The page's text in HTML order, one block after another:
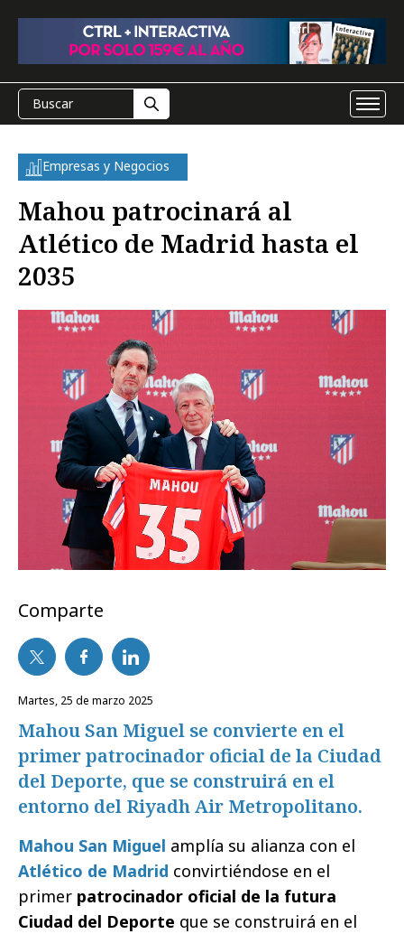
Empresas y Negocios
Mahou patrocinará al
Atlético de Madrid hasta el
2035
Comparte
martes, 25 de marzo 2025
Mahou San Miguel se convierte en el
primer patrocinador oficial de la Ciudad
del Deporte, que se construirá en el
entorno del Riyadh Air Metropolitano.
Mahou San Miguel amplía su alianza con el
Atlético de Madrid convirtiéndose en el
primer patrocinador oficial de la futura
Ciudad del Deporte que se construirá en el